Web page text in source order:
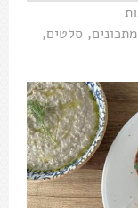
מתכונים, סלטים,